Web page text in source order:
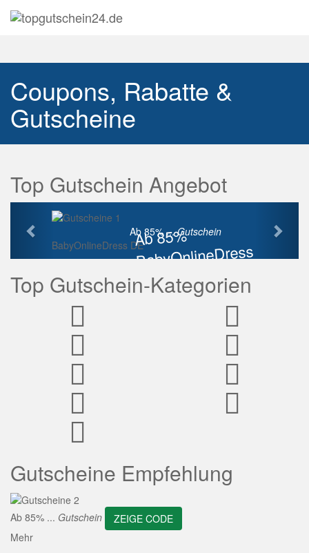
Coupons, Rabatte &
Gutscheine
Top Gutschein Angebot
Ab 85%
BabyOnlineDress
Rabatt
Ab 85% ...Gutschein
BabyOnlineDress DE
Vorherige
Top Gutschein-Kategorien
Gutscheine Empfehlung
Ab 85% ... Gutschein
ZEIGE CODE
Mehr